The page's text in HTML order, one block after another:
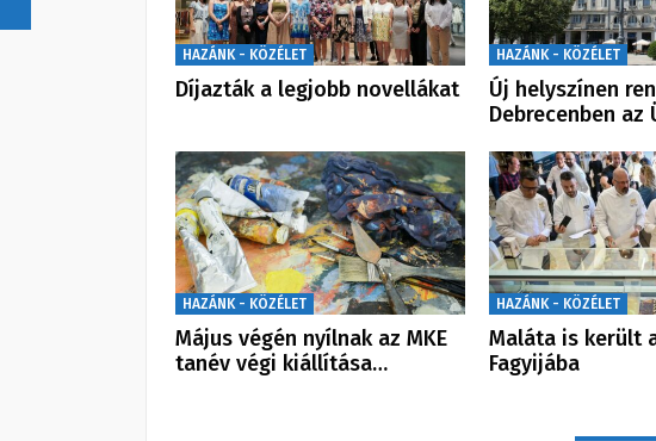
HAZÁNK - KÖZÉLET
Díjazták a legjobb novellákat
HAZÁNK - KÖZÉLET
Új helyszínen
Debrecenben az
HAZÁNK - KÖZÉLET
Május végén nyílnak az MKE
tanév végi kiállítása…
HAZÁNK - KÖZÉLET
Maláta is került
Fagyijába